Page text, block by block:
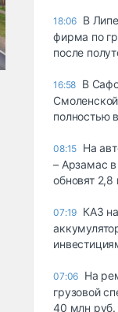
18:06 В
фирма по
после
16:58 В
полностью
08:15 На
– Арзамас
обновят 2,8
07:19 КАЗ
07:06 На
грузовой
40 млн руб.